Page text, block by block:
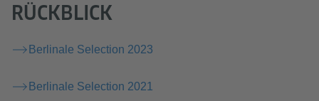
RÜCKBLICK
Berlinale Selection 2023
Berlinale Selection 2021